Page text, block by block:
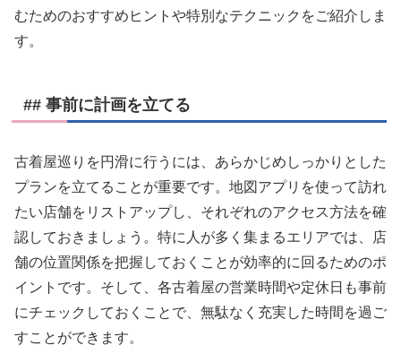
むためのおすすめヒントや特別なテクニックをご紹介しま
す。
## 事前に計画を立てる
古着屋巡りを円滑に行うには、あらかじめしっかりとした
プランを立てることが重要です。地図アプリを使って訪れ
たい店舗をリストアップし、それぞれのアクセス方法を確
認しておきましょう。特に人が多く集まるエリアでは、店
舗の位置関係を把握しておくことが効率的に回るためのポ
イントです。そして、各古着屋の営業時間や定休日も事前
にチェックしておくことで、無駄なく充実した時間を過ご
すことができます。